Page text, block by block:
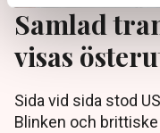
Samlad
visas
Sida vid sida stod
Blinken och